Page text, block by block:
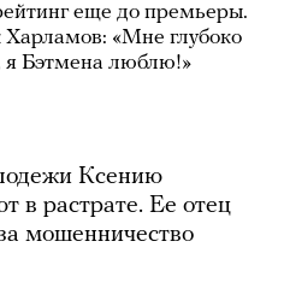
еще до премьеры.
«Мне глубоко
я Бэтмена люблю!»
Ксению
в растрате. Ее отец
мошенничество